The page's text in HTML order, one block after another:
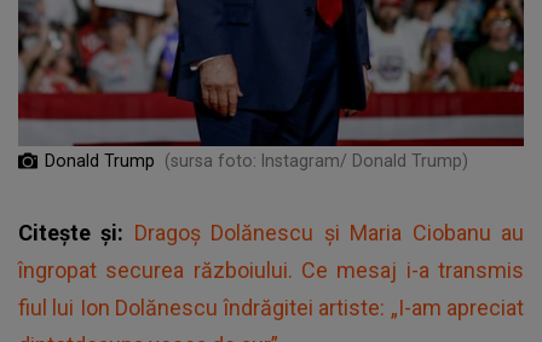
Donald Trump (sursa foto: Instagram/ Donald Trump)
Citește și: Dragoș Dolănescu și Maria Ciobanu au
îngropat securea războiului. Ce mesaj i-a transmis
fiul lui Ion Dolănescu îndrăgitei artiste: „I-am apreciat